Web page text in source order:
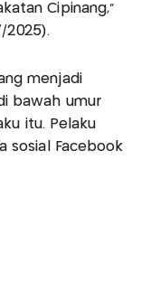
Cipinang,"
2025).
menjadi
bawah umur
itu. Pelaku
sosial Facebook